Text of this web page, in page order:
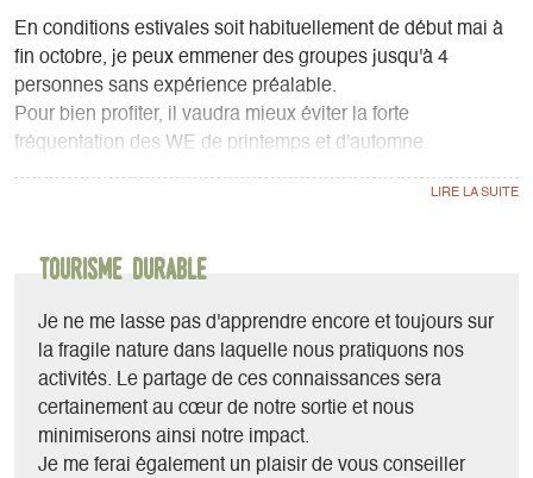
En conditions estivales soit habituellement de début mai à
fin octobre, je peux emmener des groupes jusqu'à 4
personnes sans expérience préalable.
Pour bien profiter, il vaudra mieux éviter la forte
fréquentation des WE de printemps et d'automne.
Il faudra aussi compter environ 8h d'effort.
Je vous proposerai surement une ascension un peu
En hiver, le Mont Aiguille retrouve sa solitude, l'ascension
est plus longue (environ 10h en tout) et plus technique, sa
difficulté dépend alors beaucoup des conditions de neige.
En général, je ne peux donc emmener que 2 clients ayant
déjà une petite expérience de l'alpinisme (cramponnage et
très bonne forme physique).
Tourisme durable
Je ne me lasse pas d'apprendre encore et toujours sur
la fragile nature dans laquelle nous pratiquons nos
activités. Le partage de ces connaissances sera
certainement au cœur de notre sortie et nous
minimiserons ainsi notre impact.
Je me ferai également un plaisir de vous conseiller